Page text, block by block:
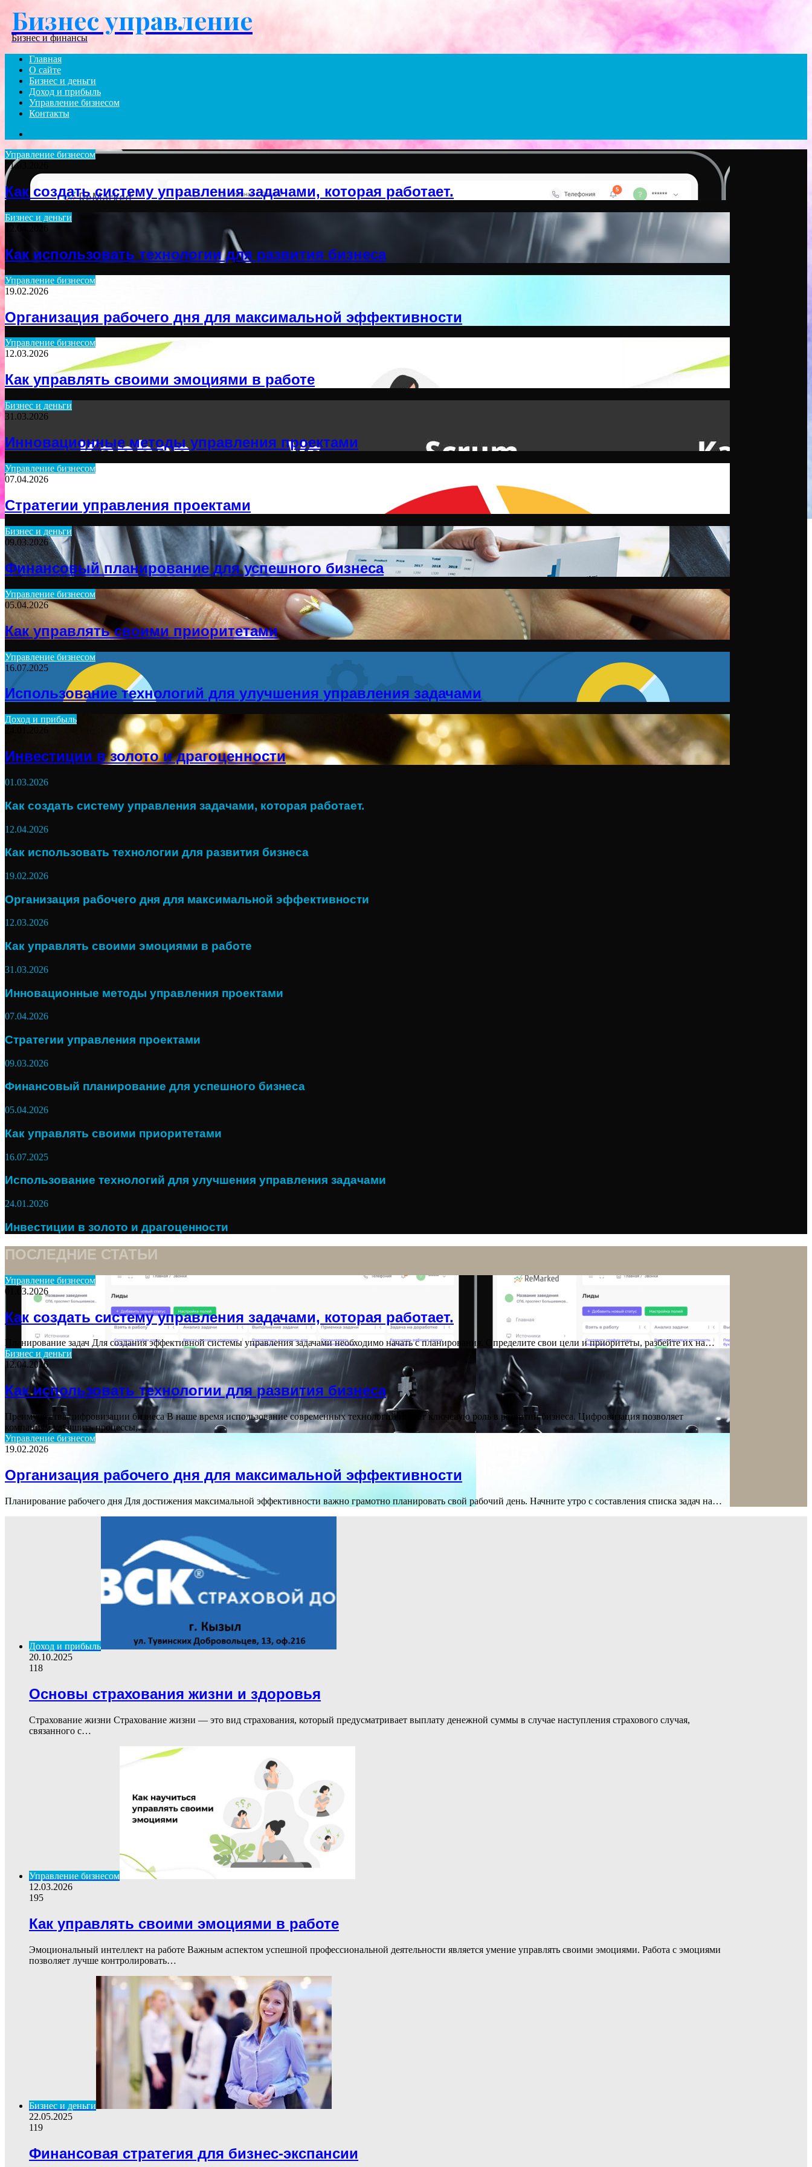
Бизнес управление
Бизнес и финансы
Главная
О сайте
Бизнес и деньги
Доход и прибыль
Управление бизнесом
Контакты
Управление бизнесом
01.03.2026
Как создать систему управления задачами, которая работает.
Бизнес и деньги
12.04.2026
Как использовать технологии для развития бизнеса
Управление бизнесом
19.02.2026
Организация рабочего дня для максимальной эффективности
Управление бизнесом
12.03.2026
Как управлять своими эмоциями в работе
Бизнес и деньги
31.03.2026
Инновационные методы управления проектами
Управление бизнесом
07.04.2026
Стратегии управления проектами
Бизнес и деньги
09.03.2026
Финансовый планирование для успешного бизнеса
Управление бизнесом
05.04.2026
Как управлять своими приоритетами
Управление бизнесом
16.07.2025
Использование технологий для улучшения управления задачами
Доход и прибыль
Инвестиции в золото и драгоценности
01.03.2026
Как создать систему управления задачами, которая работает.
12.04.2026
Как использовать технологии для развития бизнеса
19.02.2026
Организация рабочего дня для максимальной эффективности
12.03.2026
Как управлять своими эмоциями в работе
31.03.2026
Инновационные методы управления проектами
07.04.2026
Стратегии управления проектами
09.03.2026
Финансовый планирование для успешного бизнеса
05.04.2026
Как управлять своими приоритетами
16.07.2025
Использование технологий для улучшения управления задачами
24.01.2026
Инвестиции в золото и драгоценности
ПОСЛЕДНИЕ СТАТЬИ
Управление бизнесом
01.03.2026
Как создать систему управления задачами, которая работает.
Планирование задач Для создания эффективной системы управления задачами необходимо начать с планирования. Определите свои цели и приоритеты, разбейте их на…
Бизнес и деньги
12.04.2026
Как использовать технологии для развития бизнеса
Преимущества цифровизации бизнеса В наше время использование современных технологий играет ключевую роль в развитии бизнеса. Цифровизация позволяет
компаниям улучшить процессы,…
Управление бизнесом
19.02.2026
Организация рабочего дня для максимальной эффективности
Планирование рабочего дня Для достижения максимальной эффективности важно грамотно планировать свой рабочий день. Начните утро с составления списка задач на…
Доход и прибыль
20.10.2025
118
Основы страхования жизни и здоровья
Страхование жизни Страхование жизни — это вид страхования, который предусматривает выплату денежной суммы в случае наступления страхового случая,
связанного с…
Управление бизнесом
12.03.2026
195
Как управлять своими эмоциями в работе
Эмоциональный интеллект на работе Важным аспектом успешной профессиональной деятельности является умение управлять своими эмоциями. Работа с эмоциями
позволяет лучше контролировать…
Бизнес и деньги
22.05.2025
119
Финансовая стратегия для бизнес-экспансии